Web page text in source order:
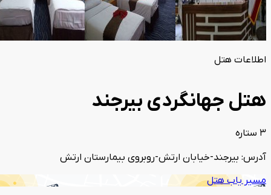
اطلاعات هتل
هتل جهانگردی بیرجند
3 ستاره
آدرس: بیرجند-خیابان ارتش-روبروی بیمارستان ارتش
مسیر یاب هتل